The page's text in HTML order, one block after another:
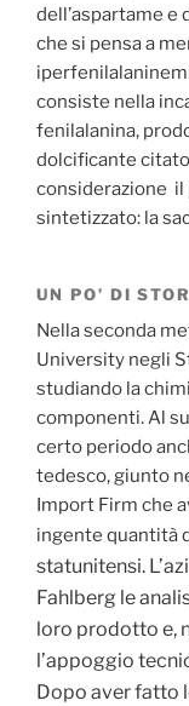
dell’aspartame e
che si pensa a
consiste nella
fenilalanina,
dolcificante
considerazione il
sintetizzato: la
UN PO’ DI
Nella seconda
University negli
studiando la
componenti. Al
certo periodo
tedesco, giunto
Import Firm che
ingente quantità
statunitensi.
Fahlberg le
loro prodotto e,
l’appoggio
Dopo aver fatto